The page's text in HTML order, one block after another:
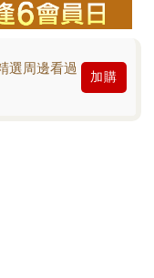
選周邊看過
加購